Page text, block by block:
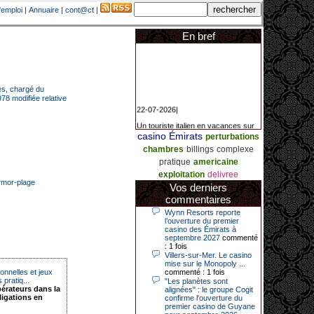
| Annuaire | cont@ct |
chargé du
modifiée relative
plage
et jeux
dans la
en
En bref
la Côte d’Azur a remporté un
jackpot exceptionnel de 84.631
euros dans la nuit de samedi à
dimanche au Casino Barrière Le
Croisette à Cannes. Il s’agit d’un
nouveau record de gains de l’année
2026 pour cet établissement.
14-04-2026|
Dimanche 12 avril 2026, cette date
restera gravée dans la mémoire de
ce joueur du casino de Saint-Quay-
Portrieux (Côtes-d’Armor).
Ce quinquagénaire, habitant Plouha
mais souhaitant garder l’anonymat,
a eu l’énorme surprise de décrocher
un jackpot record de 82 426 €.
casino Émirats perturbations
chambres billings complexe
pratique americaine
exploitation delivree
Vos derniers
commentaires
Wynn Resorts reporte
l’ouverture du premier
casino des Émirats à
septembre 2027 commenté
: 1 fois
Villers-sur-Mer. Le casino
mise sur le Monopoly ...
commenté : 1 fois
"Les planètes sont
alignées" : le groupe Cogit
confirme l'ouverture du
premier casino de Guyane